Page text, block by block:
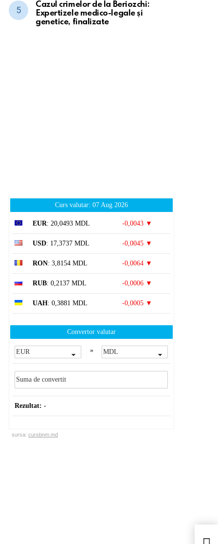
Cazul crimelor de la Beriozchi:
Expertizele medico-legale și
genetice, finalizate
Curs valutar: 07 Aug 2026
EUR: 20,0493 MDL -0,0043 ▼
USD: 17,3737 MDL -0,0045 ▼
RON: 3,8154 MDL -0,0064 ▼
RUB: 0,2137 MDL -0,0006 ▼
UAH: 0,3881 MDL -0,0005 ▼
Convertor valutar
»
Rezultat: -
sursa: cursbnm.md